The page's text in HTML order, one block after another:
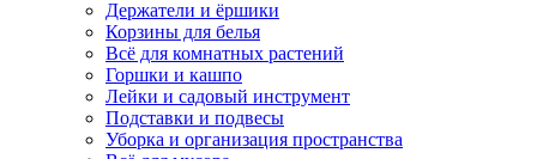
Держатели и ёршики
Корзины для белья
Всё для комнатных растений
Горшки и кашпо
Лейки и садовый инструмент
Подставки и подвесы
Уборка и организация пространства